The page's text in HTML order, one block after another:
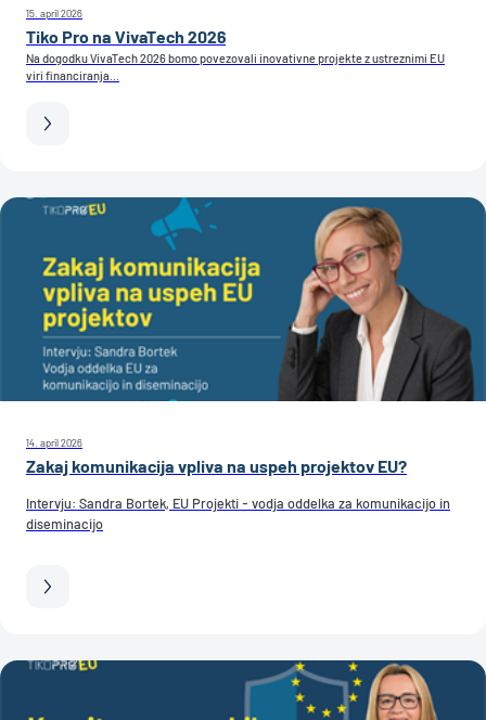
15. april 2026
Tiko Pro na VivaTech 2026
Na dogodku VivaTech 2026 bomo povezovali inovativne projekte z ustreznimi EU
viri financiranja...
14. april 2026
Zakaj komunikacija vpliva na uspeh projektov EU?
Intervju: Sandra Bortek, EU Projekti - vodja oddelka za komunikacijo in
diseminacijo